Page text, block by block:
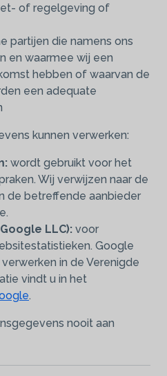
of regelgeving of
partijen die namens ons
en waarmee wij een
hebben of waarvan de
een adequate
kunnen verwerken:
wordt gebruikt voor het
Wij verwijzen naar de
de betreffende aanbieder
LLC): voor
Google
in de Verenigde
vindt u in het
.
nooit aan